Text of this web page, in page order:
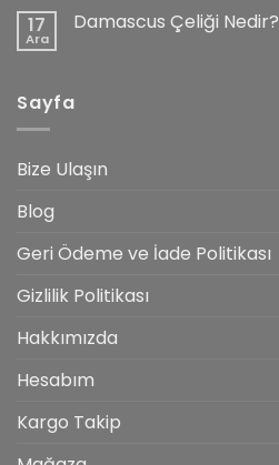
İmalatında
17
Ara
Damascus Çeliği Nedir?
Nedir?
Sayfa
Bize Ulaşın
Blog
Geri Ödeme ve İade Politikası
Gizlilik Politikası
Hakkımızda
Hesabım
Kargo Takip